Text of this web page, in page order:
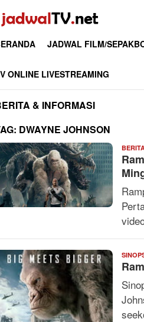
JADWAL FILM/
ONLINE LIVESTREAMING
& INFORMASI
DWAYNE JOHNSON